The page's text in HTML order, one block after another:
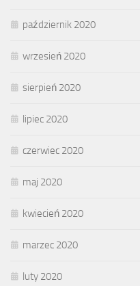
październik 2020
wrzesień 2020
sierpień 2020
lipiec 2020
czerwiec 2020
maj 2020
kwiecień 2020
marzec 2020
luty 2020